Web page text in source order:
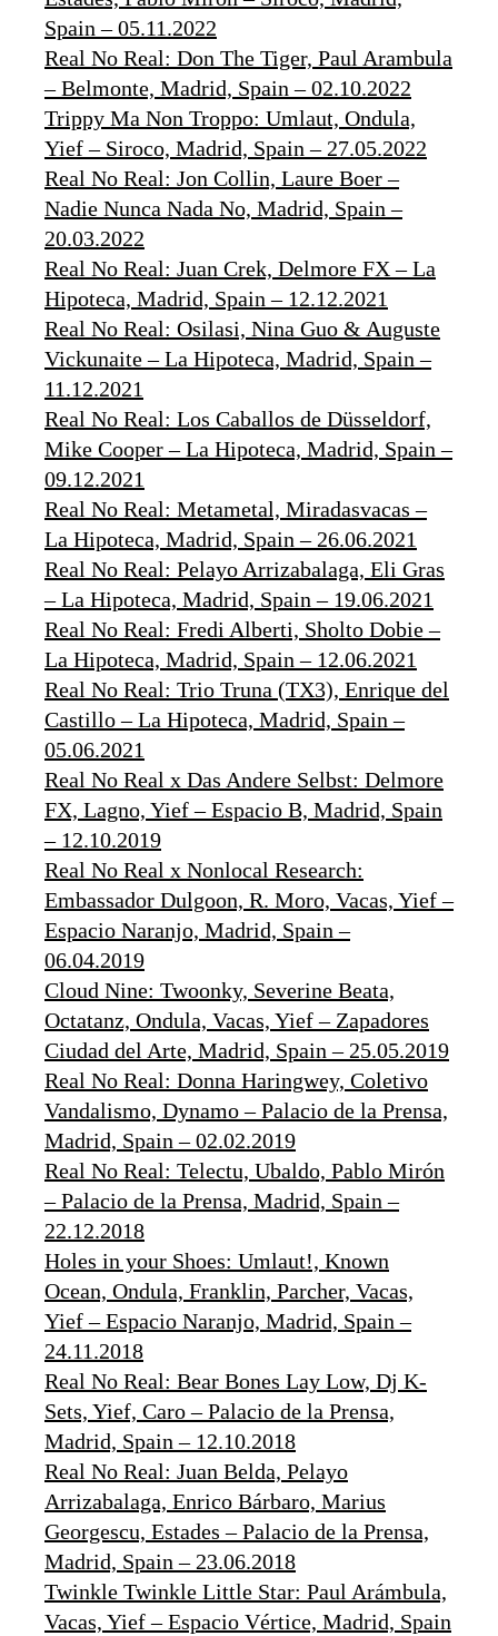
Spain – 05.11.2022
Real No Real: Don The Tiger, Paul Arambula
– Belmonte, Madrid, Spain – 02.10.2022
Trippy Ma Non Troppo: Umlaut, Ondula,
Yief – Siroco, Madrid, Spain – 27.05.2022
Real No Real: Jon Collin, Laure Boer –
Nadie Nunca Nada No, Madrid, Spain –
20.03.2022
Real No Real: Juan Crek, Delmore FX – La
Hipoteca, Madrid, Spain – 12.12.2021
Real No Real: Osilasi, Nina Guo & Auguste
Vickunaite – La Hipoteca, Madrid, Spain –
11.12.2021
Real No Real: Los Caballos de Düsseldorf,
Mike Cooper – La Hipoteca, Madrid, Spain –
09.12.2021
Real No Real: Metametal, Miradasvacas –
La Hipoteca, Madrid, Spain – 26.06.2021
Real No Real: Pelayo Arrizabalaga, Eli Gras
– La Hipoteca, Madrid, Spain – 19.06.2021
Real No Real: Fredi Alberti, Sholto Dobie –
La Hipoteca, Madrid, Spain – 12.06.2021
Real No Real: Trio Truna (TX3), Enrique del
Castillo – La Hipoteca, Madrid, Spain –
05.06.2021
Real No Real x Das Andere Selbst: Delmore
FX, Lagno, Yief – Espacio B, Madrid, Spain
– 12.10.2019
Real No Real x Nonlocal Research:
Embassador Dulgoon, R. Moro, Vacas, Yief –
Espacio Naranjo, Madrid, Spain –
06.04.2019
Cloud Nine: Twoonky, Severine Beata,
Octatanz, Ondula, Vacas, Yief – Zapadores
Ciudad del Arte, Madrid, Spain – 25.05.2019
Real No Real: Donna Haringwey, Coletivo
Vandalismo, Dynamo – Palacio de la Prensa,
Madrid, Spain – 02.02.2019
Real No Real: Telectu, Ubaldo, Pablo Mirón
– Palacio de la Prensa, Madrid, Spain –
22.12.2018
Holes in your Shoes: Umlaut!, Known
Ocean, Ondula, Franklin, Parcher, Vacas,
Yief – Espacio Naranjo, Madrid, Spain –
24.11.2018
Real No Real: Bear Bones Lay Low, Dj K-
Sets, Yief, Caro – Palacio de la Prensa,
Madrid, Spain – 12.10.2018
Real No Real: Juan Belda, Pelayo
Arrizabalaga, Enrico Bárbaro, Marius
Georgescu, Estades – Palacio de la Prensa,
Madrid, Spain – 23.06.2018
Twinkle Twinkle Little Star: Paul Arámbula,
Vacas, Yief – Espacio Vértice, Madrid, Spain